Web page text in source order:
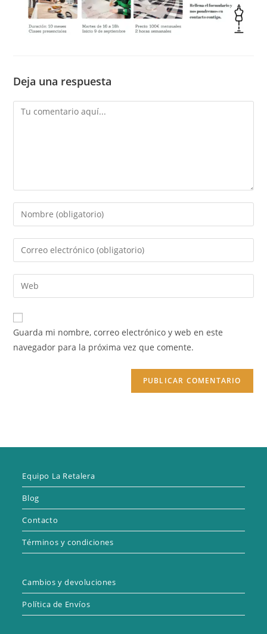
Deja una respuesta
Comentario
Introduce
tu
nombre
de
usuario
para
comentar
Introduce
tu
dirección
de
electrónico
para
comentar
Introduce
la
URL
de
Guarda mi nombre, correo electrónico y web en este
navegador para la próxima vez que comente.
Equipo La Retalera
Blog
Contacto
Términos y condiciones
Cambios y devoluciones
Política de Envíos